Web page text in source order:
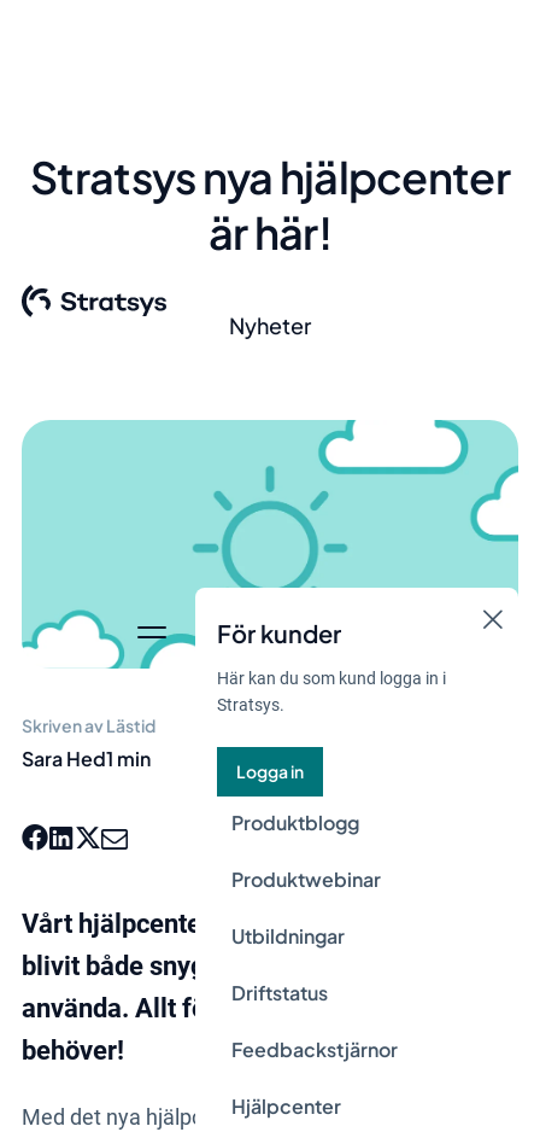
För kunder
Här kan du som kund logga in i
Stratsys.
Logga in
Produktblogg
Produktwebinar
Utbildningar
Driftstatus
Feedbackstjärnor
Hjälpcenter
Stratsys nya hjälpcenter
är här!
Nyheter
Skriven av
Sara Hed
Lästid
1 min
Vårt hjälpcenter har fräschats upp och
blivit både snyggare och lättare att
använda. Allt för att du ska få den hjälp du
behöver!
Med det nya hjälpcentret gör vi det enklare och